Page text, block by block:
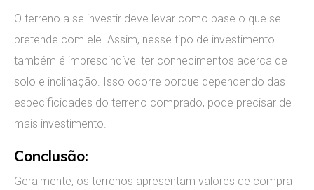
O terreno a se investir deve levar como base o que se
pretende com ele. Assim, nesse tipo de investimento
também é imprescindível ter conhecimentos acerca de
solo e inclinação. Isso ocorre porque dependendo das
especificidades do terreno comprado, pode precisar de
mais investimento.
Conclusão:
Geralmente, os terrenos apresentam valores de compra